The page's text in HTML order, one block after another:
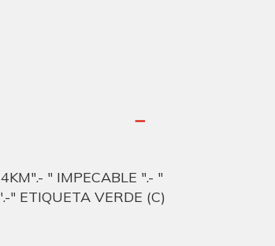
" IMPECABLE ".- "
" ETIQUETA VERDE (C)